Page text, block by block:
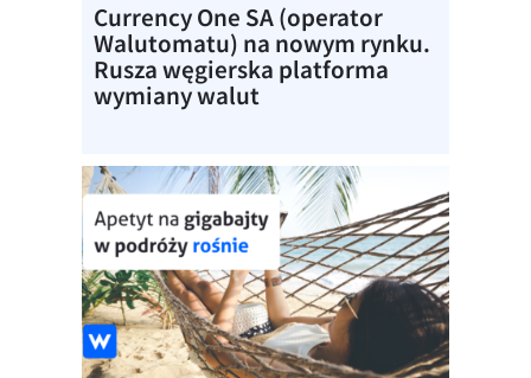
Currency One SA (operator
Walutomatu) na nowym rynku.
Rusza węgierska platforma
wymiany walut